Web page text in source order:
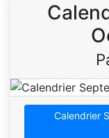
Calendrier